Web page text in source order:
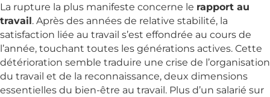
La rupture la plus manifeste concerne le rapport au
travail. Après des années de relative stabilité, la
satisfaction liée au travail s’est effondrée au cours de
l’année, touchant toutes les générations actives. Cette
détérioration semble traduire une crise de l’organisation
du travail et de la reconnaissance, deux dimensions
essentielles du bien-être au travail. Plus d’un salarié sur